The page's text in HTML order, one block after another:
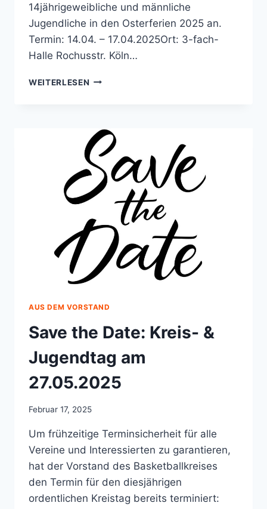
14jährigeweibliche und männliche
Jugendliche in den Osterferien 2025 an.
Termin: 14.04. – 17.04.2025Ort: 3-fach-
Halle Rochusstr. Köln…
WEITERLESEN OSTERFERIEN
BG
KÖLN
AUS DEM VORSTAND
Save the Date: Kreis- &
Jugendtag am
27.05.2025
Februar 17, 2025
Um frühzeitige Terminsicherheit für alle
Vereine und Interessierten zu garantieren,
hat der Vorstand des Basketballkreises
den Termin für den diesjährigen
ordentlichen Kreistag bereits terminiert: